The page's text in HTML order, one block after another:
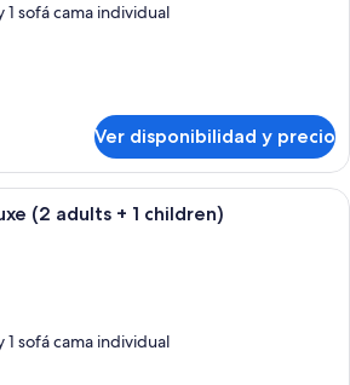
1 sofá cama individual
Ver disponibilidad y precio
Habitación de hotel con una cama
(2 adults + 1 children)
1 sofá cama individual